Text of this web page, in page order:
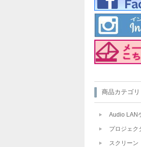
商品カテゴリ
Audio LAN
プロジェク
スクリーン